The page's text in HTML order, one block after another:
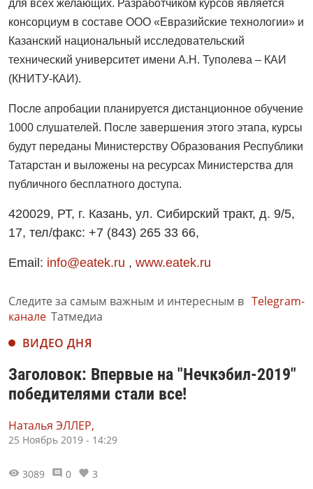
для всех желающих. Разработчиком курсов является
консорциум в составе ООО «Евразийские технологии» и
Казанский национальный исследовательский
технический университет имени А.Н. Туполева – КАИ
(КНИТУ-КАИ).
После апробации планируется дистанционное обучение
1000 слушателей. После завершения этого этапа, курсы
будут переданы Министерству Образования Республики
Татарстан и выложены на ресурсах Министерства для
публичного бесплатного доступа.
420029, РТ, г. Казань, ул. Сибирский тракт, д. 9/5,
17, тел/факс: +7 (843) 265 33 66,
Email: info@eatek.ru , www.eatek.ru
Следите за самым важным и интересным в Telegram-
канале Татмедиа
ВИДЕО ДНЯ
Заголовок: Впервые на "Нечкэбил-2019"
победителями стали все!
Наталья ЭЛЛЕР,
25 Ноябрь 2019 - 14:29
3089 0 3